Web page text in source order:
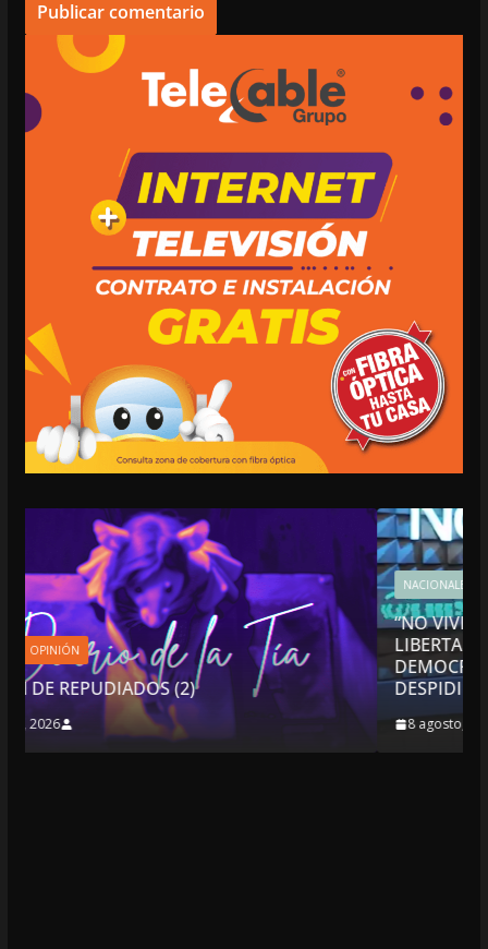
NACIONALES OPINIÓN
“NO VIVIMOS BUENOS TIEMPOS PARA LA
LIBERTAD DE EXPRESIÓN NI PARA LA
DEMOCRACIA EN MÉXICO”: LUIS
DESPIDIÓ DE MVS
8 agosto, 2026